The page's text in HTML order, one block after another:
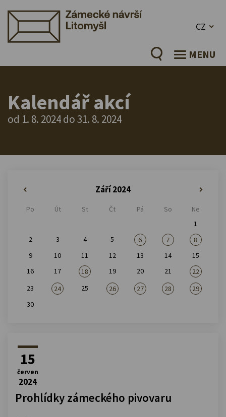
CZ
MENU
Kalendář akcí
od 1. 8. 2024 do 31. 8. 2024
Září 2024
Po Út St Čt Pá So
Ne
1
2
3 4 5 6 7
8
9
10 11 12 13 14
15
16
17 18 19 20 21
22
23
24 25 26 27 28
29
30
15
červen
2024
Prohlídky zámeckého pivovaru